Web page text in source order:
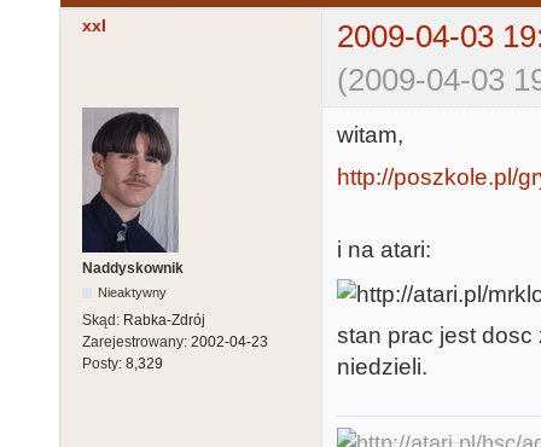
xxl
2009-04-03
(2009-04-03
Naddyskownik
Nieaktywny
Skąd: Rabka-Zdrój
Zarejestrowany: 2002-04-23
Posty: 8,329
witam,
http://poszkole.pl/
i na atari:
stan prac jest
niedzieli.